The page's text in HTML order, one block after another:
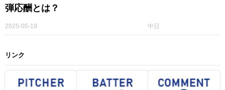
弾応酬とは？
中日
2025-05-19
リンク